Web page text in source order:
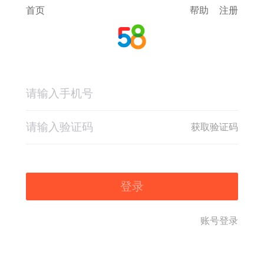
首页 帮助 注册
获取验证码
登录
账号登录